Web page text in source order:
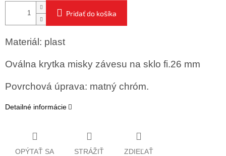
Pridať do košíka
Materiál: plast
Oválna krytka misky závesu na sklo fi.26 mm
Povrchová úprava: matný chróm.
Detailné informácie
OPÝTAŤ SA STRÁŽIŤ ZDIEĽAŤ